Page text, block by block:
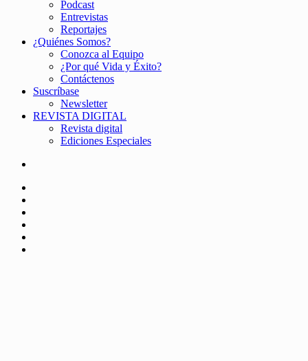
Podcast
Entrevistas
Reportajes
¿Quiénes Somos?
Conozca al Equipo
¿Por qué Vida y Éxito?
Contáctenos
Suscríbase
Newsletter
REVISTA DIGITAL
Revista digital
Ediciones Especiales